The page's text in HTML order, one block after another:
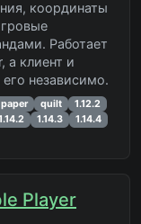
координаты
Работает
а клиент и
независимо.
paper quilt
1.12.2
1.14.3
1.14.4
Player